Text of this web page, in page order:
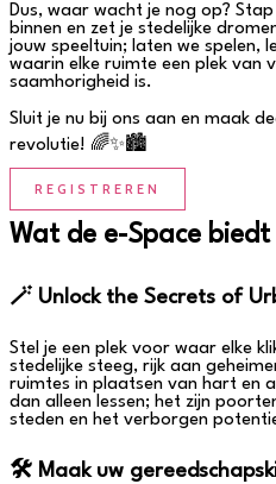
Dus, waar wacht je nog op?
binnen en zet je stedelijke
jouw speeltuin; laten we spelen,
waarin elke ruimte een plek van
saamhorigheid is.
Sluit je nu bij ons aan en maak
revolutie! 🌈✨🏙️
REGISTREREN
Wat de e-Space biedt
🪄 Unlock the Secrets of
Stel je een plek voor waar elke
stedelijke steeg, rijk aan
ruimtes in plaatsen van hart en
dan alleen lessen; het zijn
steden en het verborgen
🛠 Maak uw